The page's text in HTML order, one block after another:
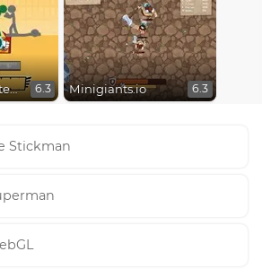
Stickman Fighter Epic Battles 6.3 Minigiants.io 6.3
Stickman